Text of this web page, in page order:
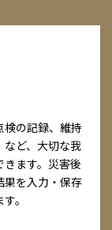
の記録、維持
ど、大切な我
ます。災害後
果を入力・保存
。